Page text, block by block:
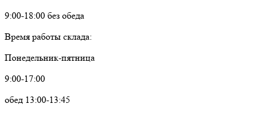
9:00-18:00 без обеда
Время работы склада:
Понедельник-пятница
9:00-17:00
обед 13:00-13:45